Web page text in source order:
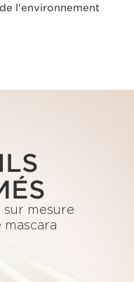
de l'environnement
mesure
mascara